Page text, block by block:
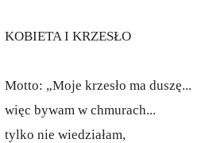
KOBIETA I KRZESŁO
Motto: „Moje krzesło ma duszę...
więc bywam w chmurach...
tylko nie wiedziałam,